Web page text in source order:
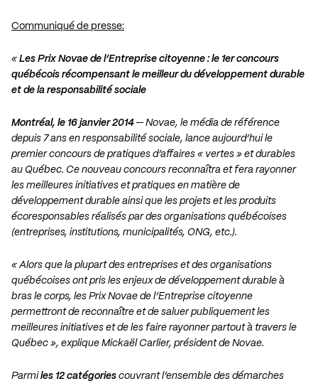
Communiqué de presse:
« Les Prix Novae de l’Entreprise citoyenne : le 1er concours
québécois récompensant le meilleur du développement durable
et de la responsabilité sociale
Montréal, le 16 janvier 2014 ─ Novae, le média de référence
depuis 7 ans en responsabilité sociale, lance aujourd’hui le
premier concours de pratiques d’affaires « vertes » et durables
au Québec. Ce nouveau concours reconnaîtra et fera rayonner
les meilleures initiatives et pratiques en matière de
développement durable ainsi que les projets et les produits
écoresponsables réalisés par des organisations québécoises
(entreprises, institutions, municipalités, ONG, etc.).
« Alors que la plupart des entreprises et des organisations
québécoises ont pris les enjeux de développement durable à
bras le corps, les Prix Novae de l’Entreprise citoyenne
permettront de reconnaître et de saluer publiquement les
meilleures initiatives et de les faire rayonner partout à travers le
Québec », explique Mickaël Carlier, président de Novae.
Parmi les 12 catégories couvrant l’ensemble des démarches